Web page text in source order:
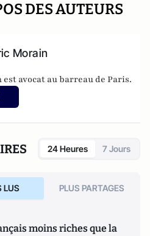
DES AUTEURS
Morain
avocat au barreau de Paris.
24 Heures 7 Jours
LUS PLUS PARTAGES
moins riches que la